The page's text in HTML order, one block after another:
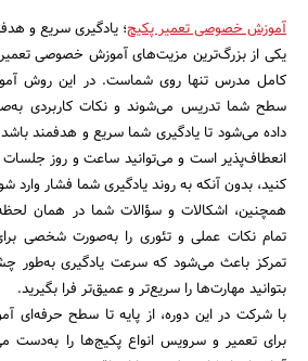
آموزش خصوصی تعمیر پکیج؛ یادگیری سریع و
یکی از بزرگ‌ترین مزیت‌های آموزش خصوصی
کامل مدرس تنها روی شماست. در این روش
سطح شما تدریس می‌شوند و نکات کاربردی
داده می‌شود تا یادگیری شما سریع و هدفمند
انعطاف‌پذیر است و می‌توانید ساعت و روز جلسات
کنید، بدون آنکه به روند یادگیری شما فشار وارد
همچنین، اشکالات و سؤالات شما در همان
تمام نکات عملی و تئوری را به‌صورت شخصی
تمرکز باعث می‌شود که سرعت یادگیری به‌طور
بتوانید مهارت‌ها را سریع‌تر و عمیق‌تر فرا بگیرید.
با شرکت در این دوره، از پایه تا سطح حرفه‌ای
برای تعمیر و سرویس انواع پکیج‌ها را به‌دست